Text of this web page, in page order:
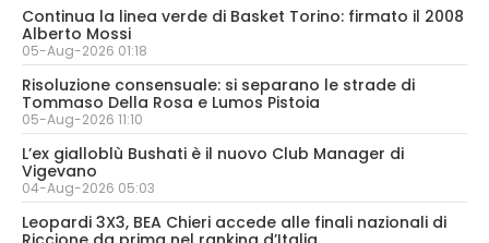
Continua la linea verde di Basket Torino: firmato il 2008
Alberto Mossi
05-Aug-2026 01:18
Risoluzione consensuale: si separano le strade di
Tommaso Della Rosa e Lumos Pistoia
05-Aug-2026 11:10
L’ex gialloblù Bushati è il nuovo Club Manager di
Vigevano
04-Aug-2026 05:03
Leopardi 3X3, BEA Chieri accede alle finali nazionali di